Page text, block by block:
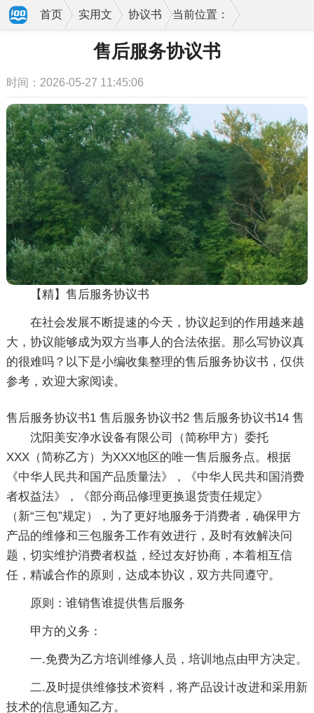
当前位置：
首页 实用文 协议书
售后服务协议书
时间：2026-05-27 11:45:06
【精】售后服务协议书
在社会发展不断提速的今天，协议起到的作用越来越
大，协议能够成为双方当事人的合法依据。那么写协议真
的很难吗？以下是小编收集整理的售后服务协议书，仅供
参考，欢迎大家阅读。
售后服务协议书1
沈阳美安净水设备有限公司（简称甲方）委托
XXX（简称乙方）为XXX地区的唯一售后服务点。根据
《中华人民共和国产品质量法》，《中华人民共和国消费
者权益法》，《部分商品修理更换退货责任规定》
（新“三包”规定），为了更好地服务于消费者，确保甲方
产品的维修和三包服务工作有效进行，及时有效解决问
题，切实维护消费者权益，经过友好协商，本着相互信
任，精诚合作的原则，达成本协议，双方共同遵守。
原则：谁销售谁提供售后服务
甲方的义务：
一.免费为乙方培训维修人员，培训地点由甲方决定。
二.及时提供维修技术资料，将产品设计改进和采用新
技术的信息通知乙方。
售后服务协议书2 售后服务协议书14 售